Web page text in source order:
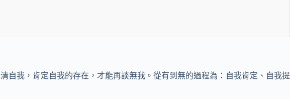
自我，肯定自我的存在，才能再談無我。從有到無的過程為：自我肯定、自我提